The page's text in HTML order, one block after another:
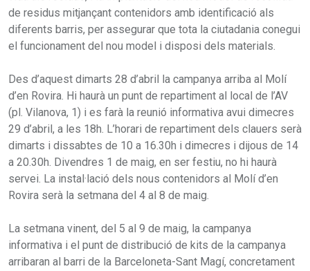
de residus mitjançant contenidors amb identificació als
diferents barris, per assegurar que tota la ciutadania conegui
el funcionament del nou model i disposi dels materials.
Des d’aquest dimarts 28 d’abril la campanya arriba al Molí
d’en Rovira. Hi haurà un punt de repartiment al local de l’AV
(pl. Vilanova, 1) i es farà la reunió informativa avui dimecres
29 d’abril, a les 18h. L’horari de repartiment dels clauers serà
dimarts i dissabtes de 10 a 16.30h i dimecres i dijous de 14
a 20.30h. Divendres 1 de maig, en ser festiu, no hi haurà
servei. La instal·lació dels nous contenidors al Molí d’en
Rovira serà la setmana del 4 al 8 de maig.
La setmana vinent, del 5 al 9 de maig, la campanya
informativa i el punt de distribució de kits de la campanya
arribaran al barri de la Barceloneta-Sant Magí, concretament